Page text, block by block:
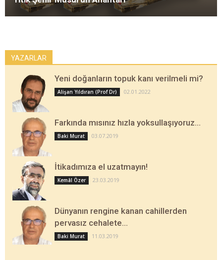
YAZARLAR
Yeni doğanların topuk kanı verilmeli mi?
Alişan Yıldıran (Prof Dr) 02.01.2022
Farkında mısınız hızla yoksullaşıyoruz…
Baki Murat 03.07.2019
İtikadımıza el uzatmayın!
Kemâl Özer 23.03.2019
Dünyanın rengine kanan cahillerden
pervasız cehalete…
Baki Murat 11.03.2019